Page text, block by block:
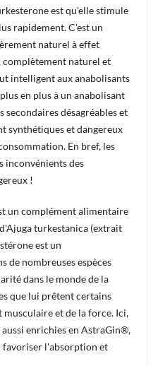
est qu'elle stimule
rapidement. C'est un
naturel à effet
complètement naturel et
intelligent aux anabolisants
en plus à un anabolisant
secondaires désagréables et
synthétiques et dangereux
En bref, les
inconvénients des
!
un complément alimentaire
turkestanica (extrait
est un
de nombreuses espèces
dans le monde de la
que lui prêtent certains
musculaire et de la force. Ici,
aussi enrichies en AstraGin®,
favoriser l'absorption et